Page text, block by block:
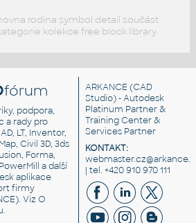
rodina symbol detail součást
kolekce free block library
fórum
podpora,
a rady pro
LT, Inventor,
Civil 3D, 3ds
Forma,
a další
aplikace
firmy
VizO
.
ARKANCE (CAD
Studio) - Autodesk
Platinum Partner &
Training Center &
Services Partner
KONTAKT:
| tel. +420 910 970 111